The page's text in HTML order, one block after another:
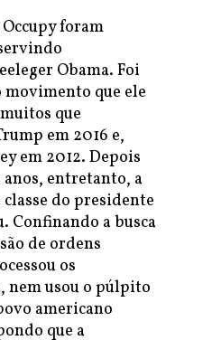
foram
Obama. Foi
que ele
que
em 2016 e,
em 2012. Depois
entretanto, a
do presidente
Confinando a busca
de ordens
os
nem usou o púlpito
americano
que a